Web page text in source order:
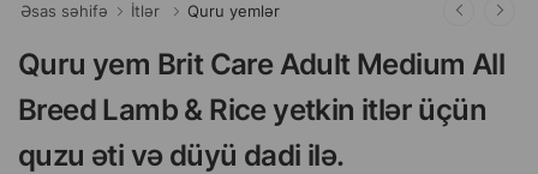
Əsas səhifə İtlər Quru yemlər
Quru yem Brit Care Adult Medium All
Breed Lamb & Rice yetkin itlər üçün
quzu əti və düyü dadi ilə.